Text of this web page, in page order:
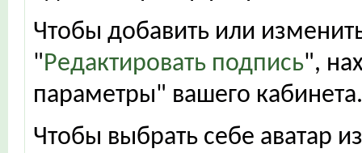
Чтобы добавить или
"Редактировать подпись",
параметры" вашего кабинета.
Чтобы выбрать себе аватар